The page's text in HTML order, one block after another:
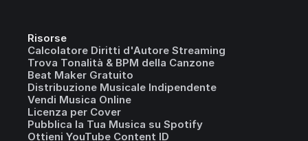
Risorse
Calcolatore Diritti d'Autore Streaming
Trova Tonalità & BPM della Canzone
Beat Maker Gratuito
Distribuzione Musicale Indipendente
Vendi Musica Online
Licenza per Cover
Pubblica la Tua Musica su Spotify
Ottieni YouTube Content ID